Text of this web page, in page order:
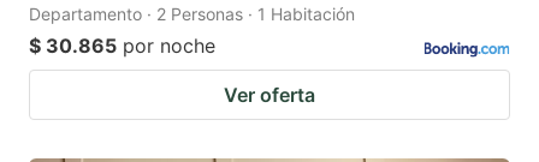
Departamento · 2 Personas · 1 Habitación
$ 30.865 por noche
Ver oferta